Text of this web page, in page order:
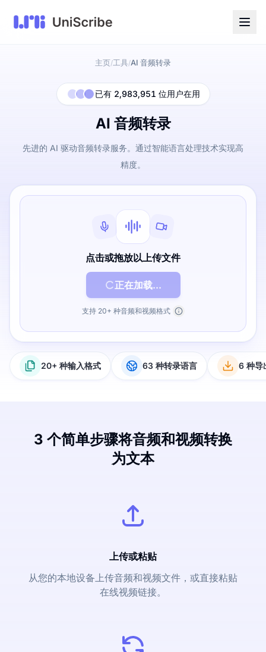
主页/工具/AI 音频转录
已有 2,983,951 位用户在用
AI 音频转录
先进的 AI 驱动音频转录服务。通过智能语言处理技术实现高
精度。
点击或拖放以上传文件
正在加载...
支持 20+ 种音频和视频格式
20+ 种输入格式 63 种转录语言 6 种导
3 个简单步骤将音频和视频转换
为文本
上传或粘贴
从您的本地设备上传音频和视频文件，或直接粘贴
在线视频链接。